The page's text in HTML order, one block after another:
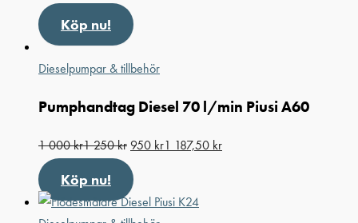
Köp nu!
Dieselpumpar & tillbehör
Pumphandtag Diesel 70 l/min Piusi A60
1 000kr1 250kr950 kr1 187,50 kr
Köp nu!